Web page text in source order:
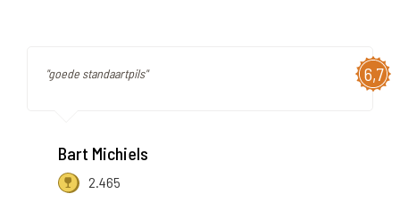
6,7
"goede standaartpils"
Bart Michiels
2.465